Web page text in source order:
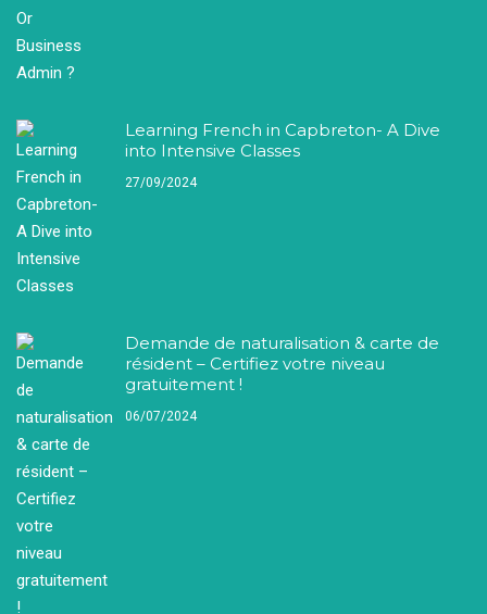
Learning French in Capbreton- A Dive
into Intensive Classes
27/09/2024
Demande de naturalisation & carte de
résident – Certifiez votre niveau
gratuitement !
06/07/2024